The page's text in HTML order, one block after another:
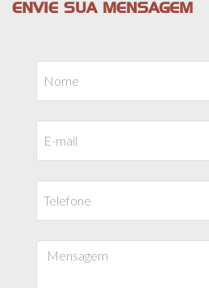
ENVIE SUA MENSAGEM